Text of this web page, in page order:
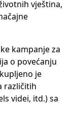
vještina,
kampanje za
o povećanju
je
različitih
videi, itd.) sa